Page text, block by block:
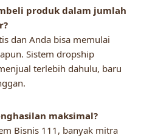
produk dalam jumlah
dan Anda bisa memulai
Sistem dropship
terlebih dahulu, baru
maksimal?
Bisnis 111, banyak mitra